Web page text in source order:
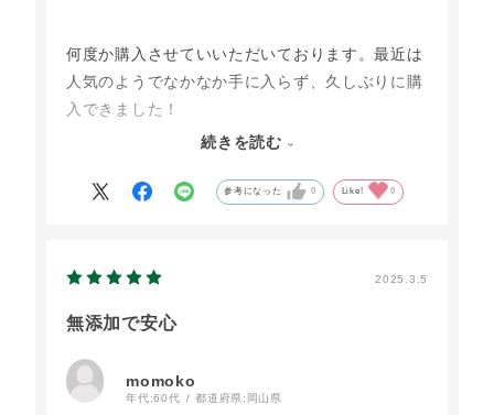
何度か購入させていいただいております。最近は
人気のようでなかなか手に入らず、久しぶりに購
入できました！
余計なモノが入っていないので素材本来の味がし
また購入します！
続きを読む
参考になった 0 Like! 0
2025.3.5
無添加で安心
momoko
年代:60代 都道府県: 岡山県